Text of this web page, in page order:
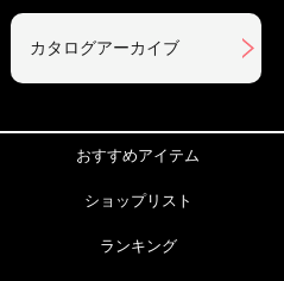
カタログアーカイブ
おすすめアイテム
ショップリスト
ランキング